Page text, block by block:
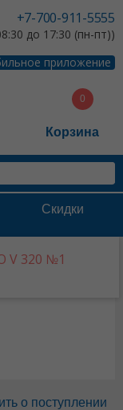
+7-700-911-5555
до 17:30 (пн-пт))
приложение
Корзина
Скидки
V 320 №1
о поступлении